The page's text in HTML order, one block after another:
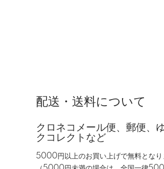
配送・送料について
クロネコメール便、郵便、
クコレクトなど
5000円以上のお買い上げで無料となり